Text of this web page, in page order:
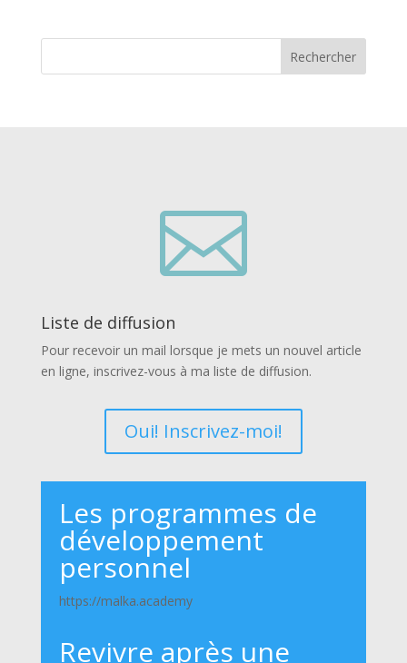
Rechercher

Liste de diffusion
Pour recevoir un mail lorsque je mets un nouvel article
en ligne, inscrivez-vous à ma liste de diffusion.
Oui! Inscrivez-moi!
Les programmes de
développement
personnel
https://malka.academy
Revivre après une